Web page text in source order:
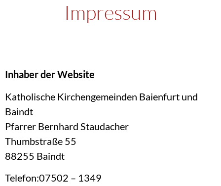
Impressum
Inhaber der Website
Katholische Kirchengemeinden Baienfurt und
Baindt
Pfarrer Bernhard Staudacher
Thumbstraße 55
88255 Baindt
Telefon:07502 – 1349